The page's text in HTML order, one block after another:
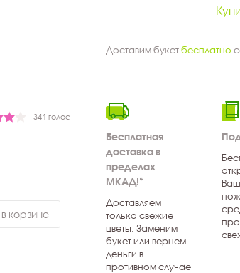
корзине
341 голос
Доставим букетбесплатно
Бесплатная
доставка в
пределах
МКАД!*
Доставляем
только свежие
цветы. Заменим
букет или вернем
деньги в
противном случае